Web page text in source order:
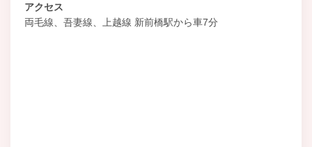
アクセス
両毛線、吾妻線、上越線 新前橋駅から車7分